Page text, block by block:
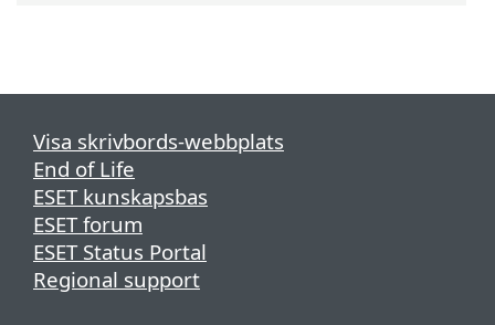
Visa skrivbords-webbplats
End of Life
ESET kunskapsbas
ESET forum
ESET Status Portal
Regional support